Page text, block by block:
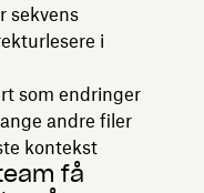
sekvens
i
som endringer
andre filer
kontekst
få